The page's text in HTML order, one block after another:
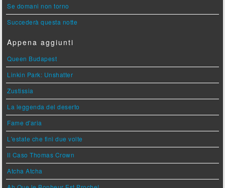
Se domani non torno
Succederà questa notte
Appena aggiunti
Queen Budapest
Linkin Park: Unshatter
Zustissia
La leggenda del deserto
Fame d'aria
L'estate che finì due volte
Il Caso Thomas Crown
Atcha Atcha